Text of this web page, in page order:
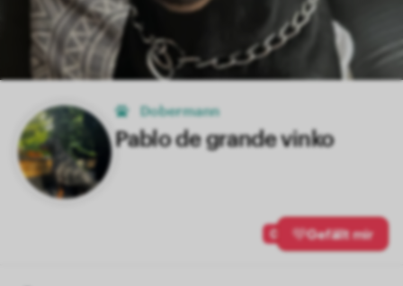
Dobermann
Pablo de grande vinko
0 Gefällt mir